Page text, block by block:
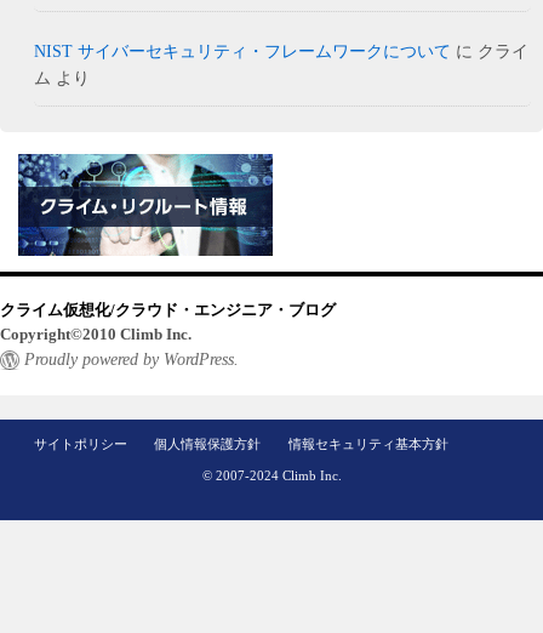
NIST サイバーセキュリティ・フレームワークについて に クライ
ム より
クライム仮想化/クラウド・エンジニア・ブログ
Copyright©2010 Climb Inc.
Proudly powered by WordPress.
サイトポリシー 個人情報保護方針 情報セキュリティ基本方針
© 2007-2024 Climb Inc.